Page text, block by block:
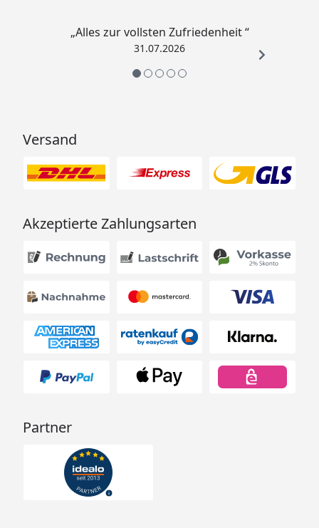
„Alles zur vollsten Zufriedenheit “
31.07.2026
Versand
Akzeptierte Zahlungsarten
Partner